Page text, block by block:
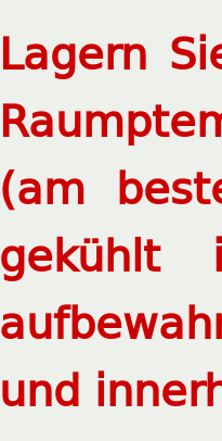
Lagern
(am
und